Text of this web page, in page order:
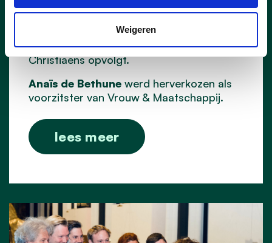
Weigeren
voorzitter over van Siska Buysschaert.
De CD&V Senioren worden nu aangevoerd
doorJohan Vandoorne, die Frans
Christiaens opvolgt.
Anaïs de Bethune werd herverkozen als
voorzitster van Vrouw & Maatschappij.
lees meer